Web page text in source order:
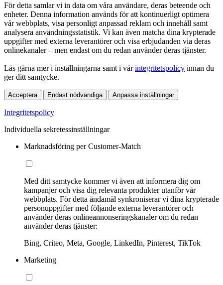
För detta samlar vi in data om våra användare, deras beteende och
enheter. Denna information används för att kontinuerligt optimera
vår webbplats, visa personligt anpassad reklam och innehåll samt
analysera användningsstatistik. Vi kan även matcha dina krypterade
uppgifter med externa leverantörer och visa erbjudanden via deras
onlinekanaler – men endast om du redan använder deras tjänster.
Läs gärna mer i inställningarna samt i vårintegritetspolicy innan du
ger ditt samtycke.
Acceptera Endast nödvändiga Anpassa inställningar
Integritetspolicy
Individuella sekretessinställningar
Marknadsföring per Customer-Match
Med ditt samtycke kommer vi även att informera dig om
kampanjer och visa dig relevanta produkter utanför vår
webbplats. För detta ändamål synkroniserar vi dina krypterade
personuppgifter med följande externa leverantörer och
använder deras onlineannonseringskanaler om du redan
använder deras tjänster:
Bing, Criteo, Meta, Google, LinkedIn, Pinterest, TikTok
Marketing